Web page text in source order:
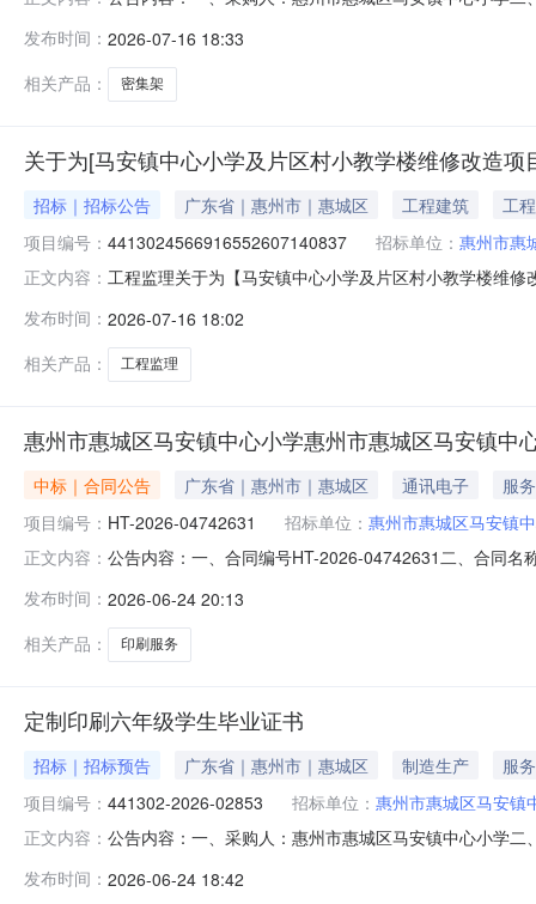
发布时间： 2026-07-16 18:33
相关产品：
密集架
关于为[马安镇中心小学及片区村小教学楼维修改造
招标｜招标公告 广东省｜惠州市｜惠城区 工程建筑
工程
项目编号： 4413024566916552607140837 招标单位： 惠州市惠
正文内容： 工程监理关于为【马安镇中心小学及片区村小教学楼维
监理服务中介服务事项无（属于非行政管理的中介服务
发布时间： 2026-07-16 18:02
相关产品：
工程监理
惠州市惠城区马安镇中心小学惠州市惠城区马安镇中
中标｜合同公告 广东省｜惠州市｜惠城区 通讯电子
服务
项目编号： HT-2026-04742631 招标单位： 惠州市惠城区马安镇
正文内容： 公告内容：一、合同编号HT-2026-04742631二、合同
惠州市裕峰印刷有限公司地址：水口街道办事处联系方
发布时间： 2026-06-24 20:13
相关产品：
印刷服务
定制印刷六年级学生毕业证书
招标｜招标预告 广东省｜惠州市｜惠城区 制造生产
服务
项目编号： 441302-2026-02853 招标单位： 惠州市惠城区马安镇
正文内容： 公告内容：一、采购人：惠州市惠城区马安镇中心小学
发布时间： 2026-06-24 18:42